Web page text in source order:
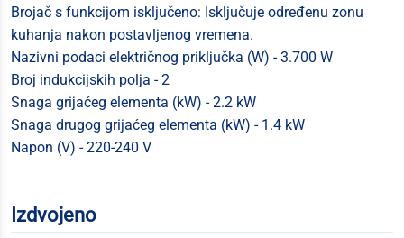
Brojač s funkcijom isključeno: Isključuje određenu zonu
kuhanja nakon postavljenog vremena.
Nazivni podaci električnog priključka (W) - 3.700 W
Broj indukcijskih polja - 2
Snaga grijaćeg elementa (kW) - 2.2 kW
Snaga drugog grijaćeg elementa (kW) - 1.4 kW
Napon (V) - 220-240 V
Izdvojeno